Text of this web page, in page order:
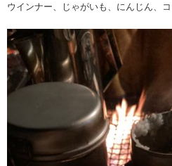
ウインナー、じゃがいも、にんじん、